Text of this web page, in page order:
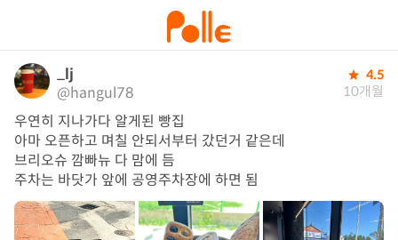
_lj
@hangul78
4.5
10개월
우연히 지나가다 알게된 빵집
아마 오픈하고 며칠 안되서부터 갔던거 같은데
브리오슈 깜빠뉴 다 맘에 듬
주차는 바닷가 앞에 공영주차장에 하면 됨